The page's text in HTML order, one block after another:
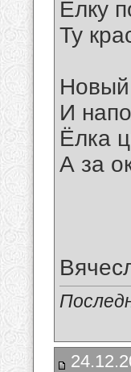
Ёлку
Ту
Новый
И
Ёлка
А за